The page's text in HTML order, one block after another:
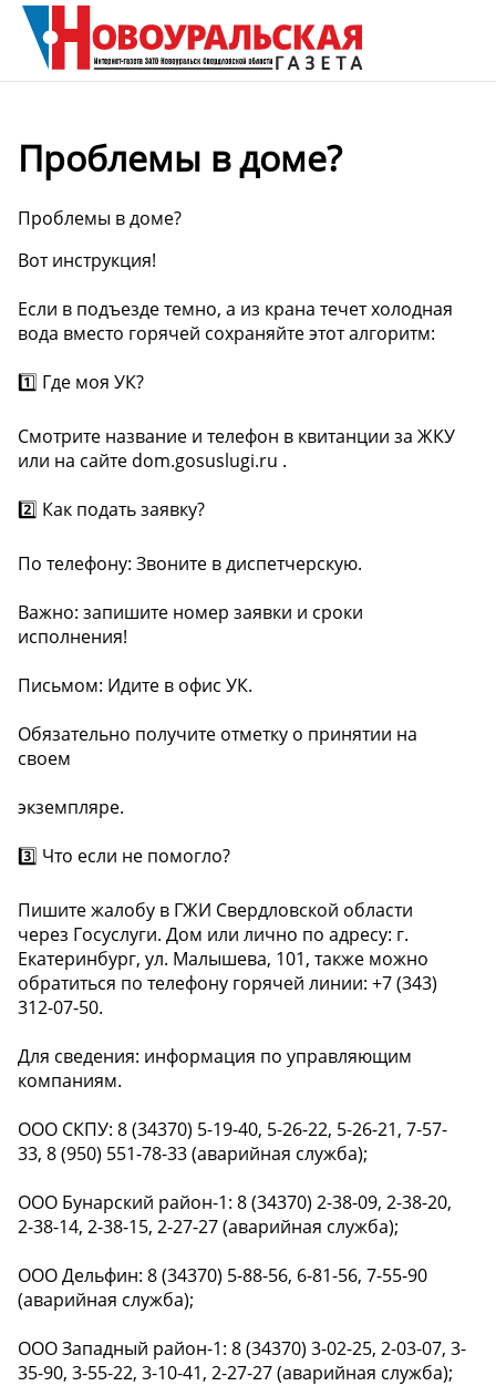
Проблемы в доме?
Проблемы в доме?
Вот инструкция!
Если в подъезде темно, а из крана течет холодная
вода вместо горячей сохраняйте этот алгоритм:
1️⃣ Где моя УК?
Смотрите название и телефон в квитанции за ЖКУ
или на сайте dom.gosuslugi.ru .
2️⃣ Как подать заявку?
По телефону: Звоните в диспетчерскую.
Важно: запишите номер заявки и сроки
исполнения!
Письмом: Идите в офис УК.
Обязательно получите отметку о принятии на
своем
экземпляре.
3️⃣ Что если не помогло?
Пишите жалобу в ГЖИ Свердловской области
через Госуслуги. Дом или лично по адресу: г.
Екатеринбург, ул. Малышева, 101, также можно
обратиться по телефону горячей линии: +7 (343)
312-07-50.
Для сведения: информация по управляющим
компаниям.
ООО СКПУ: 8 (34370) 5-19-40, 5-26-22, 5-26-21, 7-57-
33, 8 (950) 551-78-33 (аварийная служба);
ООО Бунарский район-1: 8 (34370) 2-38-09, 2-38-20,
2-38-14, 2-38-15, 2-27-27 (аварийная служба);
ООО Дельфин: 8 (34370) 5-88-56, 6-81-56, 7-55-90
(аварийная служба);
ООО Западный район-1: 8 (34370) 3-02-25, 2-03-07, 3-
35-90, 3-55-22, 3-10-41, 2-27-27 (аварийная служба);